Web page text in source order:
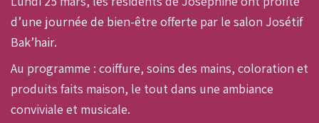
d’une journée de bien-être offerte par le salon Josétif
Bak’hair.
Au programme : coiffure, soins des mains, coloration et
produits faits maison, le tout dans une ambiance
conviviale et musicale.